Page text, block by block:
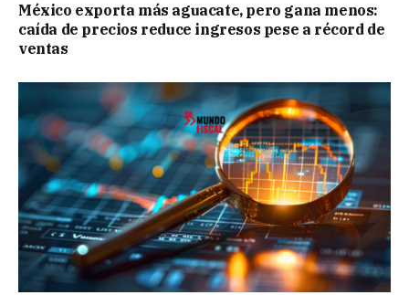
México exporta más aguacate, pero gana menos:
caída de precios reduce ingresos pese a récord de
ventas